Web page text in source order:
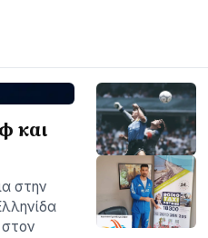
και
στην
στον